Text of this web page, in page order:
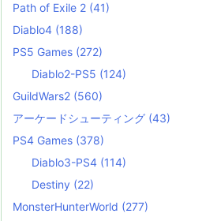
Path of Exile 2 (41)
Diablo4 (188)
PS5 Games (272)
Diablo2-PS5 (124)
GuildWars2 (560)
アーケードシューティング (43)
PS4 Games (378)
Diablo3-PS4 (114)
Destiny (22)
MonsterHunterWorld (277)